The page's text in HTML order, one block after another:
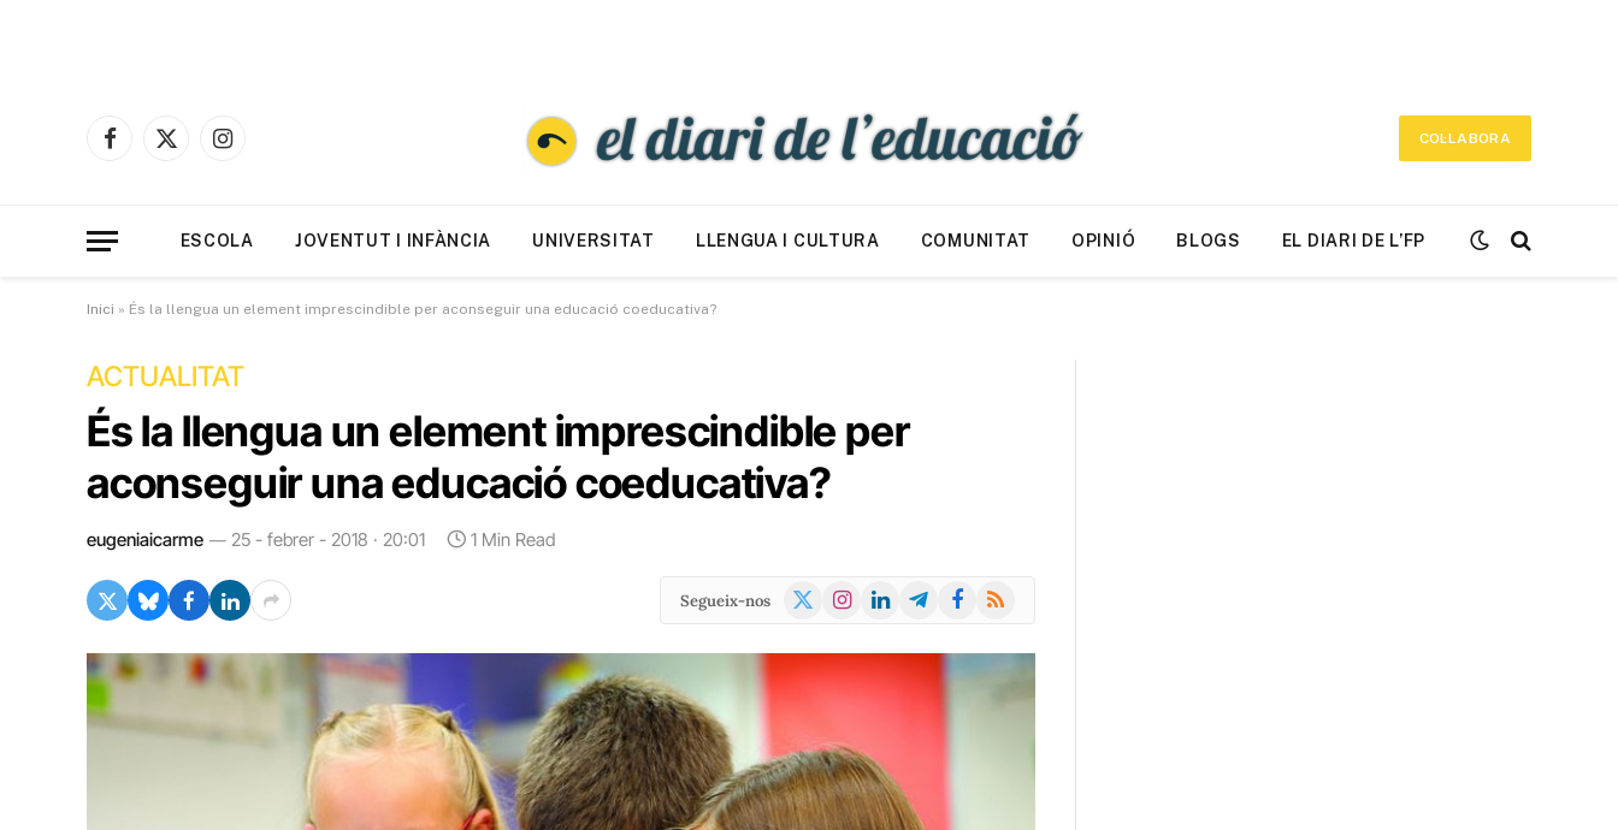
Facebook
X
Instagram
COL·LABORA
ESCOLA JOVENTUT I INFÀNCIA UNIVERSITAT LLENGUA I CULTURA COMUNITAT OPINIÓ BLOGS EL DIARI DE L’FP
Inici » És la llengua un element imprescindible per aconseguir una educació coeducativa?
ACTUALITAT
És la llengua un element imprescindible per
aconseguir una educació coeducativa?
eugeniaicarme 25 - febrer - 2018 · 20:01 1 Min Read
Segueix-nos
X
Instagram
LinkedInTelegramFacebook
RSS